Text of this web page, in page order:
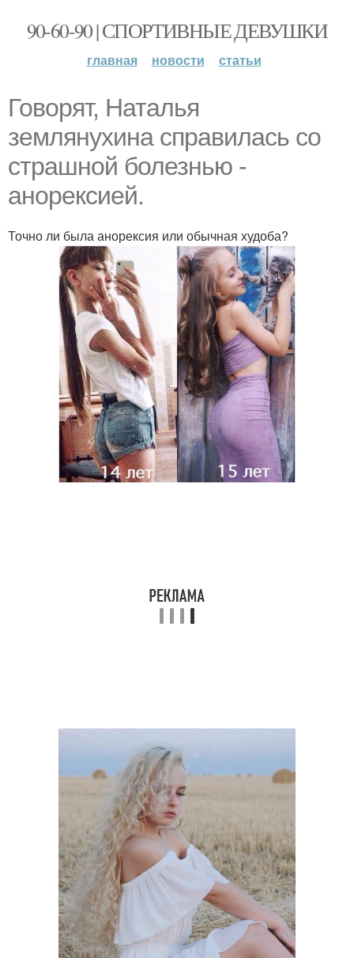
90-60-90 | СПОРТИВНЫЕ ДЕВУШКИ
главная новости статьи
Говорят, Наталья
землянухина справилась со
страшной болезнью -
анорексией.
Точно ли была анорексия или обычная худоба?